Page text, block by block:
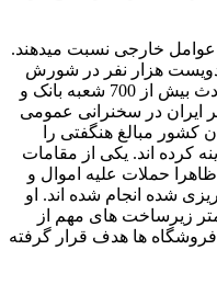
عوامل خارجی نسبت میدهند.
دویست هزار نفر در شورش
های اخیر مشارکت داشتند. در این حوادث بیش از 700 شعبه بانک و
ایران در سخنرانی عمومی
دشمنان کشور مبالغ هنگفتی را
کرده اند. یکی از مقامات
حملات علیه اموال و
شده انجام شده اند. او
زیرساخت های مهم از
فروشگاه ها هدف قرار گرفته